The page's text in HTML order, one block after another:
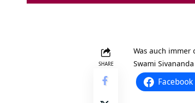
SHARE
Was auch
Swami Sivananda
Facebook